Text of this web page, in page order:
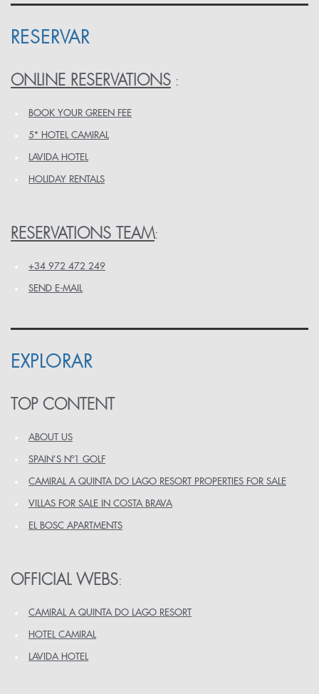
RESERVAR
ONLINE RESERVATIONS :
BOOK YOUR GREEN FEE
5* HOTEL CAMIRAL
LAVIDA HOTEL
HOLIDAY RENTALS
RESERVATIONS TEAM:
+34 972 472 249
SEND E-MAIL
EXPLORAR
TOP CONTENT
ABOUT US
SPAIN’S Nº1 GOLF
CAMIRAL A QUINTA DO LAGO RESORT PROPERTIES FOR SALE
VILLAS FOR SALE IN COSTA BRAVA
EL BOSC APARTMENTS
OFFICIAL WEBS:
CAMIRAL A QUINTA DO LAGO RESORT
HOTEL CAMIRAL
LAVIDA HOTEL